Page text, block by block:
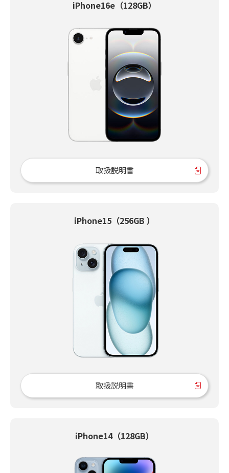
iPhone16e（128GB）
取扱説明書
iPhone15（256GB ）
取扱説明書
iPhone14（128GB）